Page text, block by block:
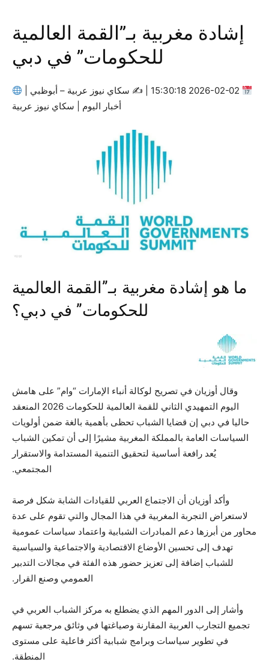
إشادة مغربية بـ”القمة العالمية
للحكومات” في دبي
سكاي نيوز عربية – أبوظبي |
أخبار اليوم | سكاي نيوز عربية
ما هو إشادة مغربية بـ”القمة العالمية
للحكومات” في دبي؟
وقال أوزيان في تصريح لوكالة أنباء الإمارات “وام” على هامش
اليوم التمهيدي الثاني للقمة العالمية للحكومات 2026 المنعقد
حاليا في دبي إن قضايا الشباب تحظى بأهمية بالغة ضمن أولويات
السياسات العامة بالمملكة المغربية مشيرًا إلى أن تمكين الشباب
يُعد رافعة أساسية لتحقيق التنمية المستدامة والاستقرار
المجتمعي.
وأكد أوزيان أن الاجتماع العربي للقيادات الشابة شكل فرصة
لاستعراض التجربة المغربية في هذا المجال والتي تقوم على عدة
محاور من أبرزها دعم المبادرات الشبابية واعتماد سياسات عمومية
تهدف إلى تحسين الأوضاع الاقتصادية والاجتماعية والسياسية
للشباب إضافة إلى تعزيز حضور هذه الفئة في مجالات التدبير
العمومي وصنع القرار.
وأشار إلى الدور المهم الذي يضطلع به مركز الشباب العربي في
تجميع التجارب العربية المقارنة وصياغتها في وثائق مرجعية تسهم
في تطوير سياسات وبرامج شبابية أكثر فاعلية على مستوى
المنطقة.